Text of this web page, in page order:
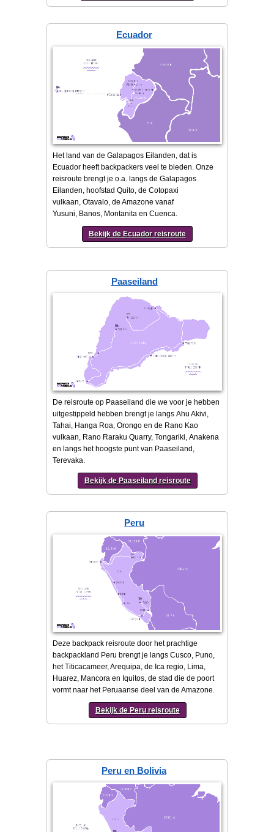
Ecuador
Het land van de Galapagos Eilanden, dat is
Ecuador heeft backpackers veel te bieden. Onze
reisroute brengt je o.a. langs de Galapagos
Eilanden, hoofstad Quito, de Cotopaxi
vulkaan, Otavalo, de Amazone vanaf
Yusuni, Banos, Montanita en Cuenca.
Bekijk de Ecuador reisroute
Paaseiland
De reisroute op Paaseiland die we voor je hebben
uitgestippeld hebben brengt je langs Ahu Akivi,
Tahai, Hanga Roa, Orongo en de Rano Kao
vulkaan, Rano Raraku Quarry, Tongariki, Anakena
en langs het hoogste punt van Paaseiland,
Terevaka.
Bekijk de Paaseiland reisroute
Peru
Deze backpack reisroute door het prachtige
backpackland Peru brengt je langs Cusco, Puno,
het Titicacameer, Arequipa, de Ica regio, Lima,
Huarez, Mancora en Iquitos, de stad die de poort
vormt naar het Peruaanse deel van de Amazone.
Bekijk de Peru reisroute
Peru en Bolivia